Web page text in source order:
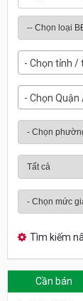
- Chọn tỉnh /
- Chọn Quận
Tìm kiếm
Cần bán